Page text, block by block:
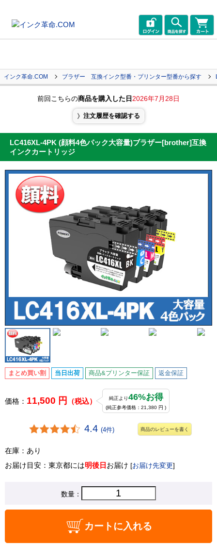
インク革命.COM ブラザー 互換インク型番・プリンター型番から探す
前回こちらの商品を購入した日2026年7月28日
注文履歴を確認する
LC416XL-4PK (顔料4色パック大容量)ブラザー[brother]互換
インクカートリッジ
まとめ買い割 当日出荷 商品&プリンター保証 返金保証
価格： 11,500 円 （税込） 純正より46%お得
(純正参考価格：21,380 円 )
4.4 (4件) 商品のレビューを書く
在庫：あり
お届け目安：東京都には明後日 お届け [お届け先変更]
数量：
カートに入れる